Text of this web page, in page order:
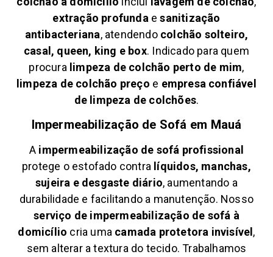
extração profunda esanitização
antibacteriana, atendendo colchão solteiro,
casal, queen, king e box. Indicado para quem
procura limpeza de colchão perto de mim,
limpeza de colchão preço e empresa confiável
de limpeza de colchões.
Impermeabilização de Sofá em Mauá
A impermeabilização de sofá profissional
protege o estofado contra líquidos, manchas,
sujeira e desgaste diário, aumentando a
durabilidade e facilitando a manutenção. Nosso
serviço de impermeabilização de sofá à
domicílio cria uma camada protetora invisível,
sem alterar a textura do tecido. Trabalhamos